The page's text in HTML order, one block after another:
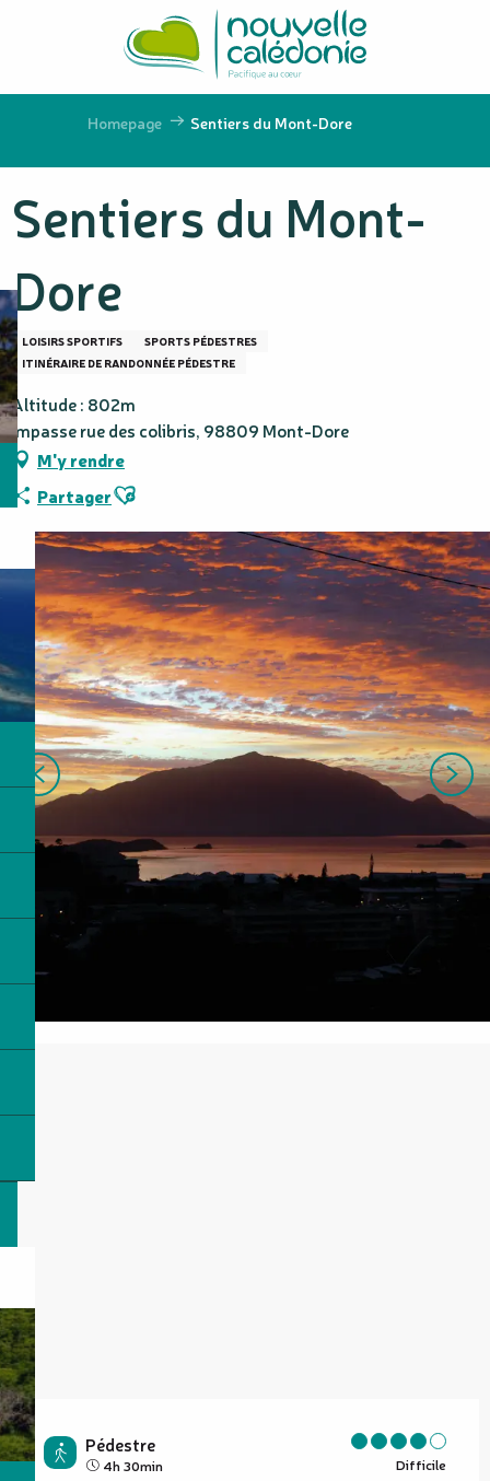
principal
Homepage Sentiers du Mont-Dore
Sentiers du Mont-
Dore
LOISIRS SPORTIFS
SPORTS PÉDESTRES
ITINÉRAIRE DE RANDONNÉE PÉDESTRE
Altitude : 802m
Impasse rue des colibris, 98809 Mont-Dore
M'y rendre
PartagerAjouter aux favoris
Pédestre
4h 30min Difficile